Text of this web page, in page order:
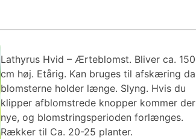
Lathyrus Hvid – Ærteblomst. Bliver ca. 150
cm høj. Etårig. Kan bruges til afskæring da
blomsterne holder længe. Slyng. Hvis du
klipper afblomstrede knopper kommer der
nye, og blomstringsperioden forlænges.
Rækker til Ca. 20-25 planter.